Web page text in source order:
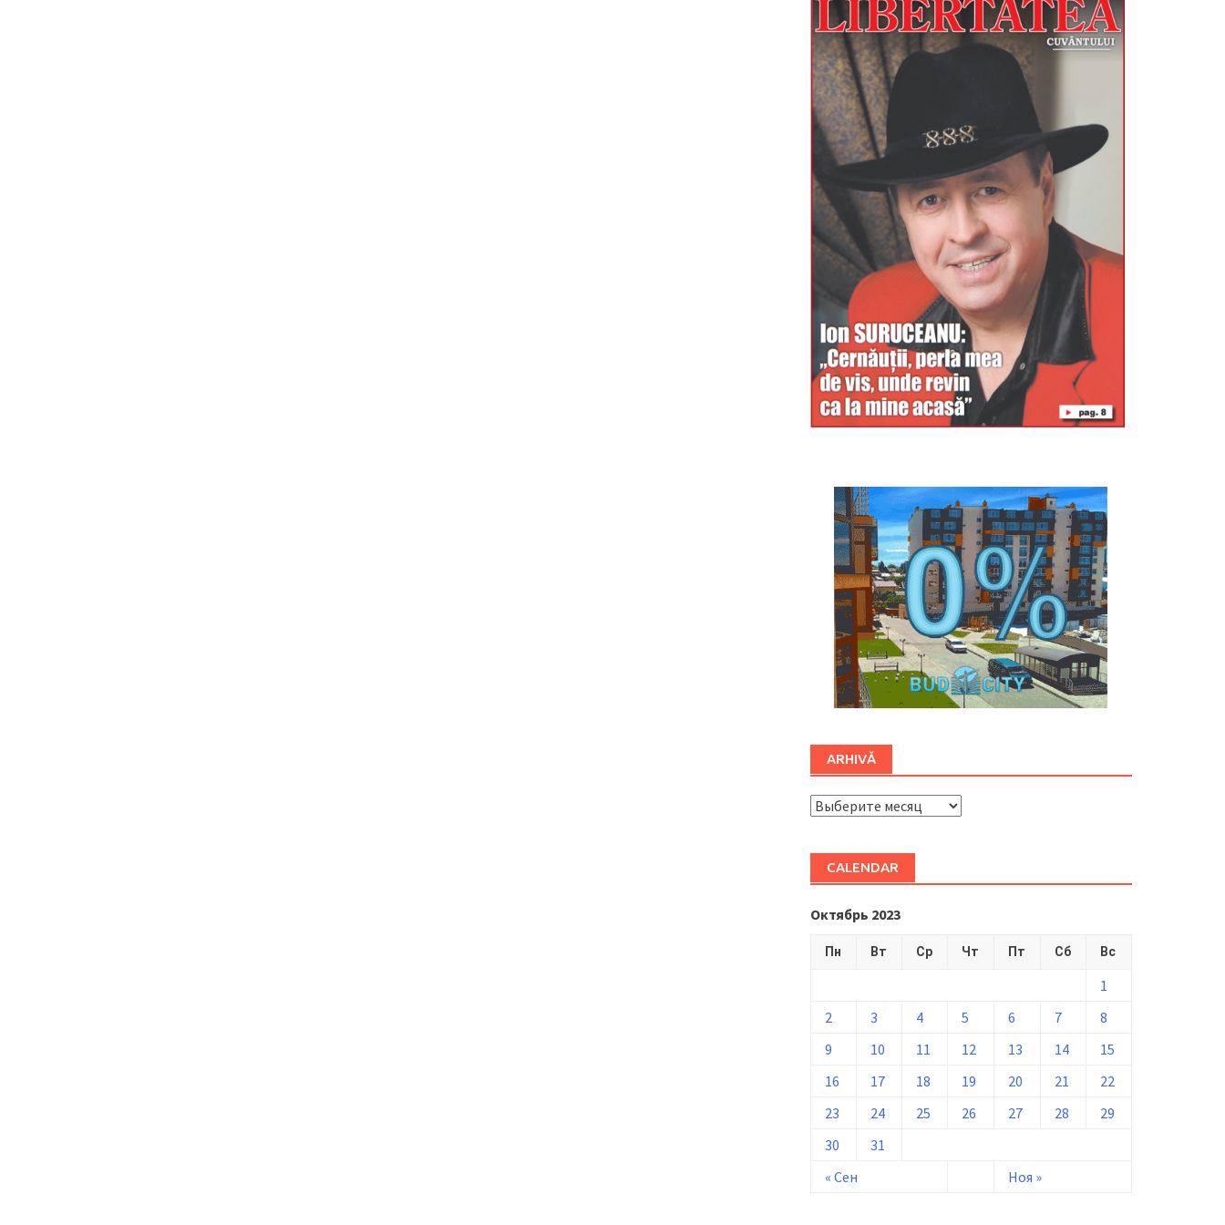
ARHIVĂ
ARHIVĂ
CALENDAR
Октябрь 2023
Пн Вт Ср Чт Пт Сб Вс
« Сен Ноя »
1
2
3 4 5 6 7
8
9
10 11 12 13 14
15
16
17 18 19 20 21
22
23
24 25 26 27 28
29
30
31